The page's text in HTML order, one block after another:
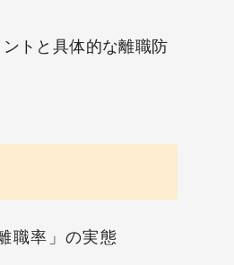
トと具体的な離職防
職率」の実態